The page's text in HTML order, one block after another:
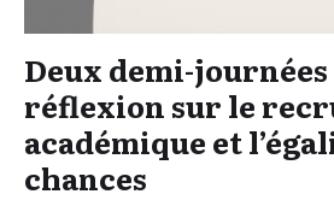
Deux demi-journées
réflexion sur le
académique et
chances